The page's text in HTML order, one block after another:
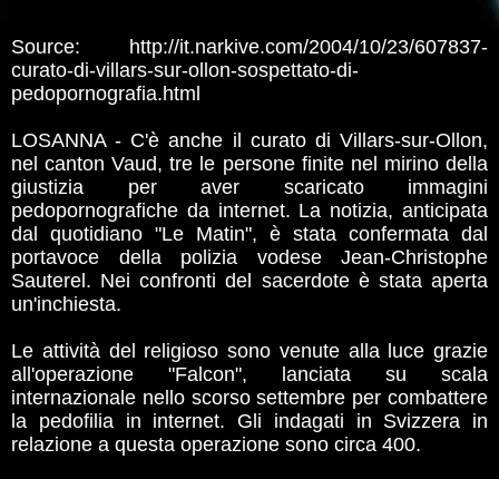
Source: http://it.narkive.com/2004/10/23/607837-
curato-di-villars-sur-ollon-sospettato-di-
pedopornografia.html
LOSANNA - C'è anche il curato di Villars-sur-Ollon,
nel canton Vaud, tre le persone finite nel mirino della
giustizia per aver scaricato immagini
pedopornografiche da internet. La notizia, anticipata
dal quotidiano "Le Matin", è stata confermata dal
portavoce della polizia vodese Jean-Christophe
Sauterel. Nei confronti del sacerdote è stata aperta
un'inchiesta.
Le attività del religioso sono venute alla luce grazie
all'operazione "Falcon", lanciata su scala
internazionale nello scorso settembre per combattere
la pedofilia in internet. Gli indagati in Svizzera in
relazione a questa operazione sono circa 400.